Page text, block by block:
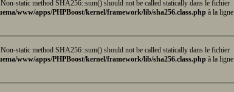
Non-static method SHA256::sum() should not be called statically dans le fichier
www/apps/PHPBoost/kernel/framework/lib/sha256.class.php à la ligne
Non-static method SHA256::sum() should not be called statically dans le fichier
www/apps/PHPBoost/kernel/framework/lib/sha256.class.php à la ligne